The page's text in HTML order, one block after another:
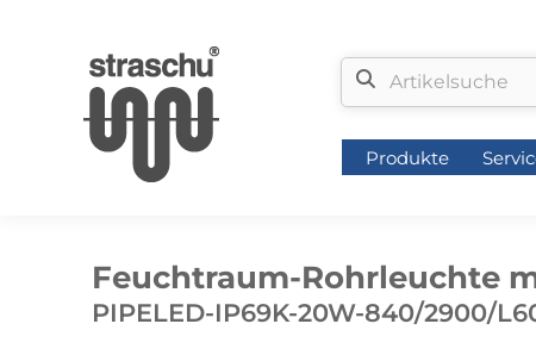
Produkte
Feuchtraum-Rohrleuchte
PIPELED-IP69K-20W-840/2900/
Produkte